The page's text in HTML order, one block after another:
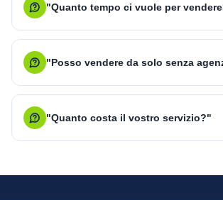
"Quanto tempo ci vuole per
"Posso vendere da solo senza
"Quanto costa il vostro servizio?"